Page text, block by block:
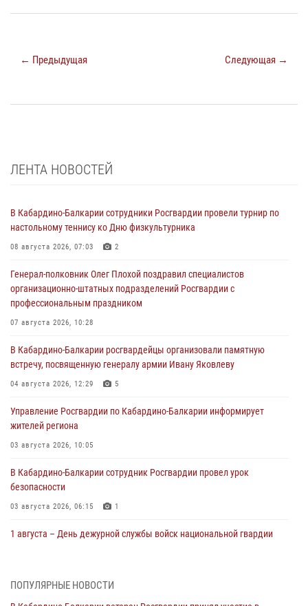
← Предыдущая Следующая →
ЛЕНТА НОВОСТЕЙ
В Кабардино-Балкарии сотрудники Росгвардии провели турнир по
настольному теннису ко Дню физкультурника
08 августа 2026, 07:03 2
Генерал-полковник Олег Плохой поздравил специалистов
организационно-штатных подразделений Росгвардии с
профессиональным праздником
07 августа 2026, 10:28
В Кабардино-Балкарии росгвардейцы организовали памятную
встречу, посвященную генералу армии Ивану Яковлеву
04 августа 2026, 12:29 5
Управление Росгвардии по Кабардино-Балкарии информирует
жителей региона
03 августа 2026, 10:05
В Кабардино‑Балкарии сотрудник Росгвардии провел урок
безопасности
03 августа 2026, 06:15 1
1 августа – День дежурной службы войск национальной гвардии
ПОПУЛЯРНЫЕ НОВОСТИ